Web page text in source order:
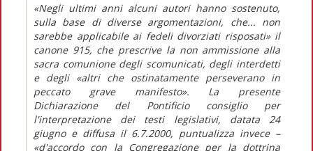
«Negli ultimi anni alcuni autori hanno sostenuto,
sulla base di diverse argomentazioni, che... non
sarebbe applicabile ai fedeli divorziati risposati» il
canone 915, che prescrive la non ammissione alla
sacra comunione degli scomunicati, degli interdetti
e degli «altri che ostinatamente perseverano in
peccato grave manifesto». La presente
Dichiarazione del Pontificio consiglio per
l'interpretazione dei testi legislativi, datata 24
giugno e diffusa il 6.7.2000, puntualizza invece –
«d'accordo con la Congregazione per la dottrina